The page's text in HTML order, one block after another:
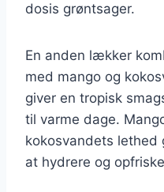
dosis grøntsager.
En anden lækker
med mango og
giver en tropisk
til varme dage.
kokosvandets lethed
at hydrere og